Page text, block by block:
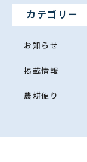
カテゴリー
お知らせ
掲載情報
農耕便り